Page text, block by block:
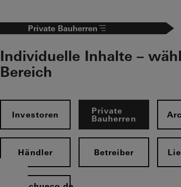
Private Bauherren
Individuelle Inhalte –
Bereich
Investoren
Private
Bauherren
Händler Betreiber